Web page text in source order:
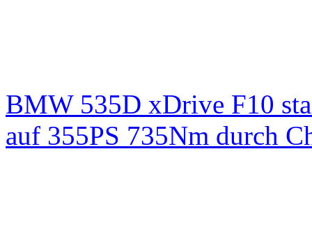
BMW 535D xDrive F10
auf 355PS 735Nm durch